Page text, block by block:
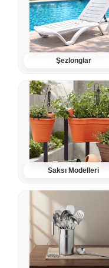
Şezlonglar
Saksı Modelleri